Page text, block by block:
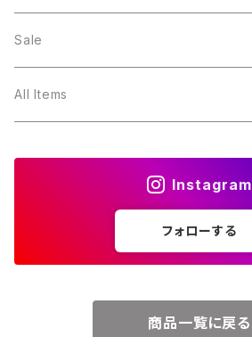
２月・アメジスト
３月・アクアマリン
～5000円
～10000円
Sale
All Items
Instagram
フォローする
商品一覧に戻る